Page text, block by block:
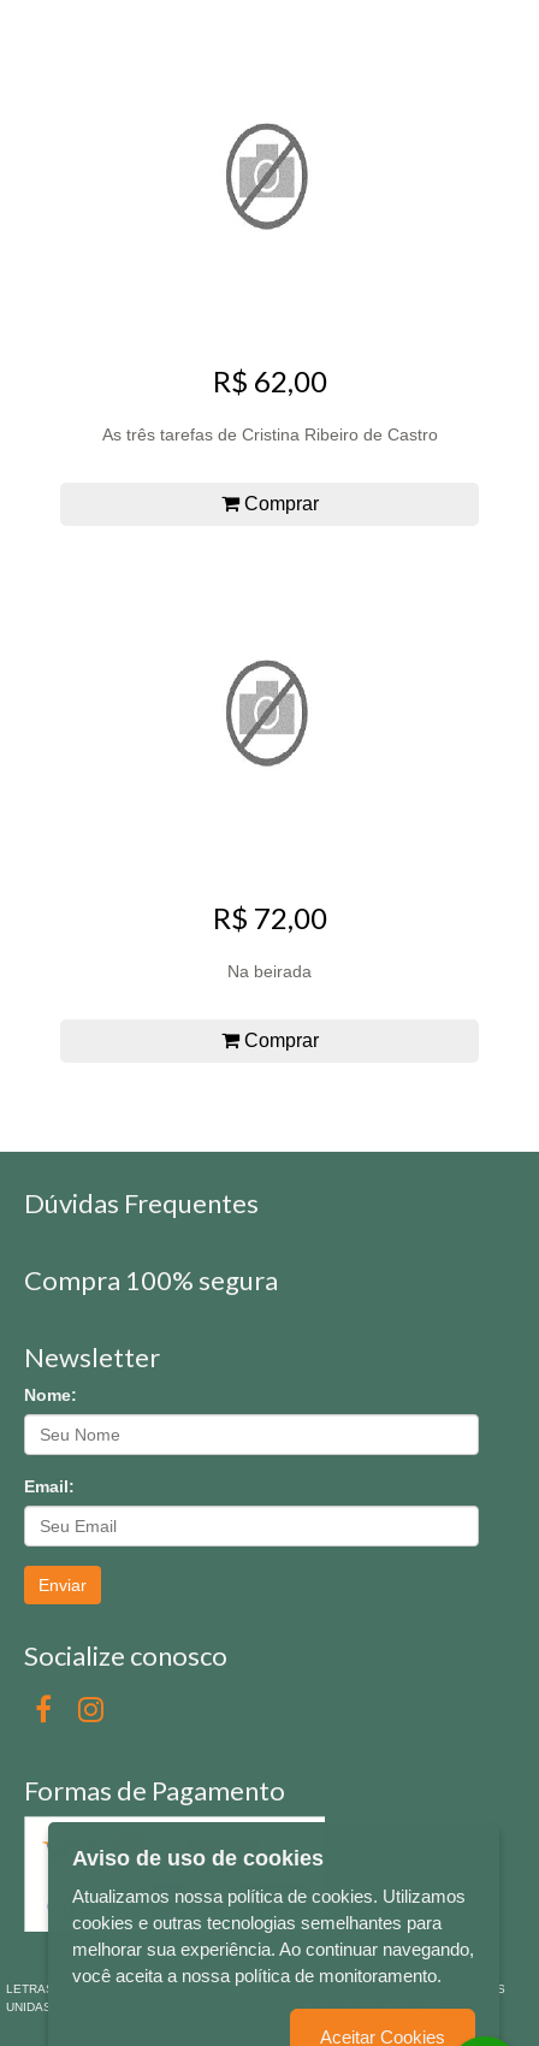
R$ 62,00
As três tarefas de Cristina Ribeiro de Castro
Comprar
R$ 72,00
Na beirada
Comprar
Dúvidas Frequentes
Compra 100% segura
Newsletter
Nome:
Email:
Enviar
Socialize conosco
Formas de Pagamento
LETRAS & CIA - CNPJ n° 88.587.548/0001-20 - Térreo Bourbon Shopping - AV. NAÇÕES
UNIDAS , 2001 - Lojas 1064/1065 - RIO BRANCO - - NOVO HAMBURGO - RS
Aviso de uso de cookies
Atualizamos nossa política de cookies. Utilizamos
cookies e outras tecnologias semelhantes para
melhorar sua experiência. Ao continuar navegando,
você aceita a nossa política de monitoramento.
Aceitar Cookies